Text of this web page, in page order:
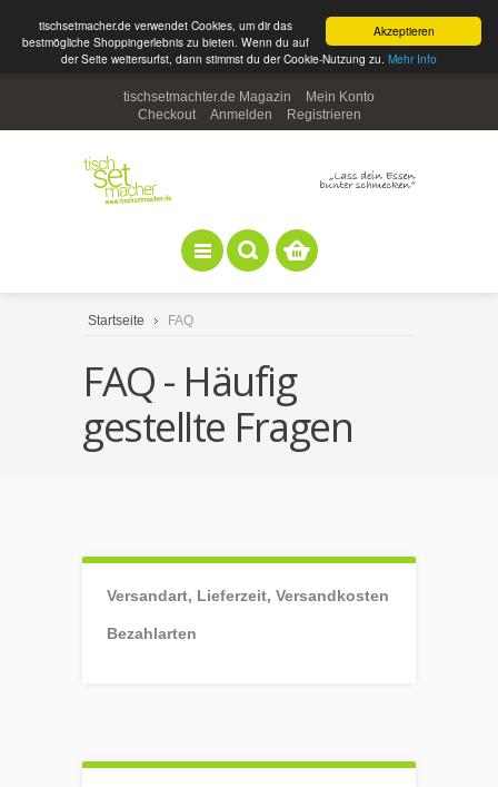
Akzeptieren
tischsetmacher.de verwendet Cookies, um dir das
bestmögliche Shoppingerlebnis zu bieten. Wenn du auf
der Seite weitersurfst, dann stimmst du der Cookie-Nutzung zu. Mehr Info
tischsetmachter.de Magazin
Mein Konto
Checkout
Anmelden Registrieren
Startseite FAQ
FAQ - Häufig
gestellte Fragen
Versandart, Lieferzeit, Versandkosten
Bezahlarten